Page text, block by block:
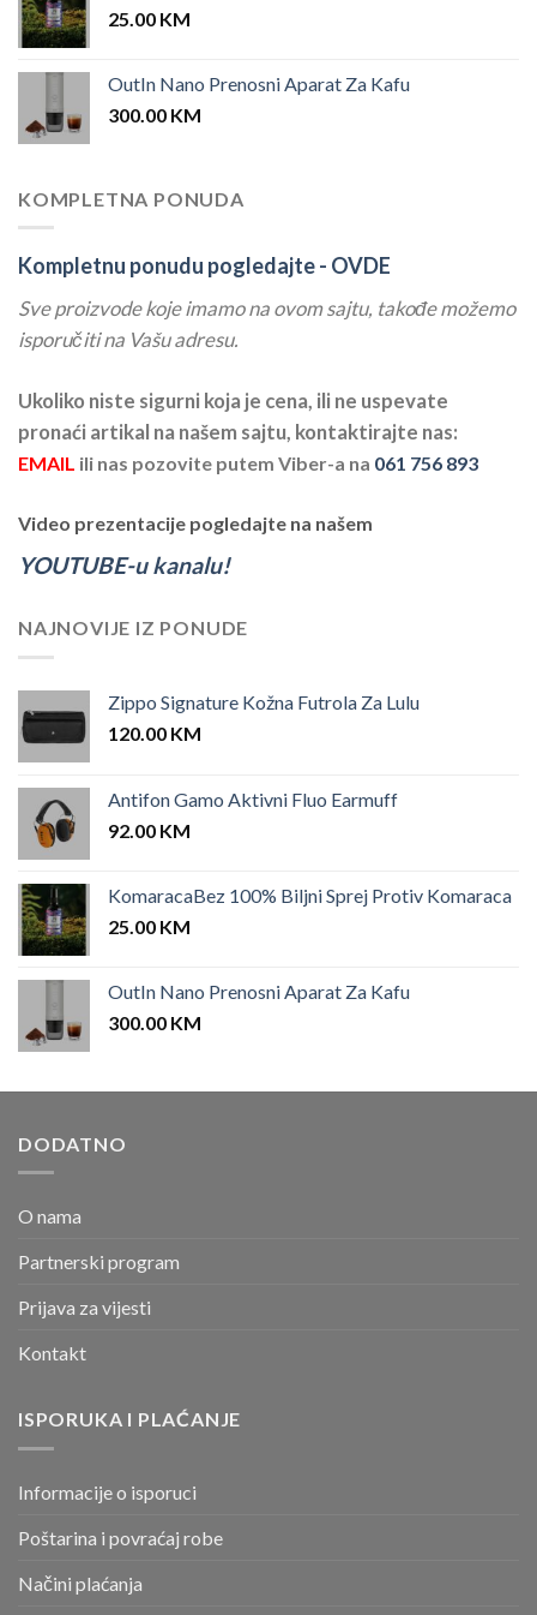
25.00 KM
OutIn Nano Prenosni Aparat Za Kafu
300.00 KM
KOMPLETNA PONUDA
Kompletnu ponudu pogledajte - OVDE
Sve proizvode koje imamo na ovom sajtu, takođe možemo
isporučiti na Vašu adresu.
Ukoliko niste sigurni koja je cena, ili ne uspevate
pronaći artikal na našem sajtu, kontaktirajte nas:
EMAIL ili nas pozovite putem Viber-a na 061 756 893
Video prezentacije pogledajte na našem
YOUTUBE-u kanalu!
NAJNOVIJE IZ PONUDE
Zippo Signature Kožna Futrola Za Lulu
120.00 KM
Antifon Gamo Aktivni Fluo Earmuff
92.00 KM
KomaracaBez 100% Biljni Sprej Protiv Komaraca
25.00 KM
OutIn Nano Prenosni Aparat Za Kafu
300.00 KM
DODATNO
O nama
Partnerski program
Prijava za vijesti
Kontakt
ISPORUKA I PLAĆANJE
Informacije o isporuci
Poštarina i povraćaj robe
Načini plaćanja